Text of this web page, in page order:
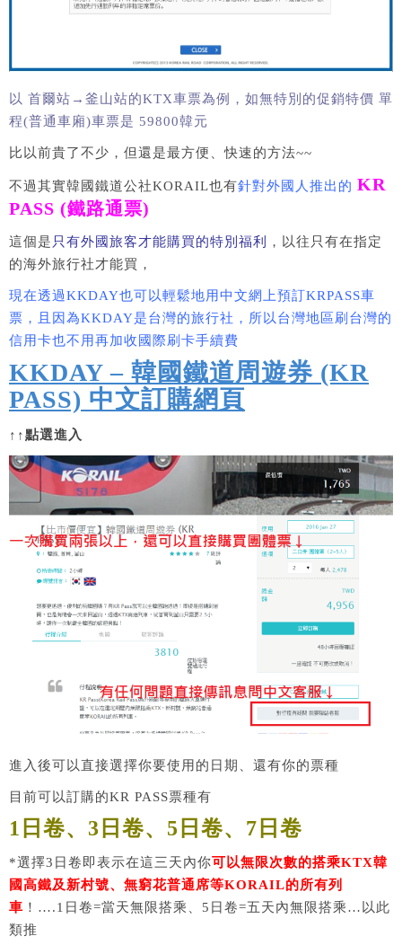
以 首爾站→釜山站的KTX車票為例，如無特別的促銷特價 單
程(普通車廂)車票是 59800韓元
比以前貴了不少，但還是最方便、快速的方法~~
不過其實韓國鐵道公社KORAIL也有針對外國人推出的 KR
PASS (鐵路通票)
這個是 只有外國旅客才能購買的特別福利
，以往只有在指定
的海外旅行社才能買，
現在透過KKDAY也可以輕鬆地用中文網上預訂KRPASS車
票，且因為KKDAY是台灣的旅行社，所以台灣地區刷台灣的
信用卡也不用再加收國際刷卡手續費
KKDAY – 韓國鐵道周遊券 (KR
PASS) 中文訂購網頁
↑↑點選進入
進入後可以直接選擇你要使用的日期、還有你的票種
目前可以訂購的KR PASS票種有
1日卷、3日卷、5日卷、7日卷
*選擇3日卷即表示在這三天內你可以無限次數的搭乘KTX韓
國高鐵及新村號、無窮花普通席等KORAIL的所有列
車 ！….1日卷=當天無限搭乘、5日卷=五天內無限搭乘…以此
類推